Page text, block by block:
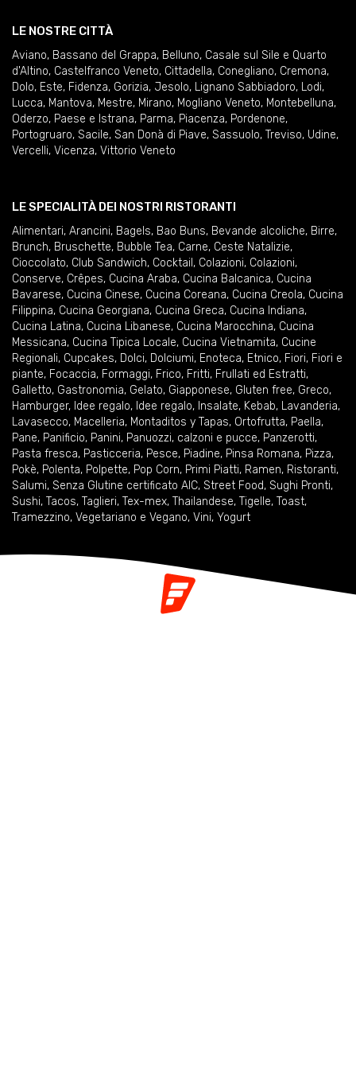
LE NOSTRE CITTÀ
Aviano, Bassano del Grappa, Belluno, Casale sul Sile e Quarto
d'Altino, Castelfranco Veneto, Cittadella, Conegliano, Cremona,
Dolo, Este, Fidenza, Gorizia, Jesolo, Lignano Sabbiadoro, Lodi,
Lucca, Mantova, Mestre, Mirano, Mogliano Veneto, Montebelluna,
Oderzo, Paese e Istrana, Parma, Piacenza, Pordenone,
Portogruaro, Sacile, San Donà di Piave, Sassuolo, Treviso, Udine,
Vercelli, Vicenza, Vittorio Veneto
LE SPECIALITÀ DEI NOSTRI RISTORANTI
Alimentari, Arancini, Bagels, Bao Buns, Bevande alcoliche, Birre,
Brunch, Bruschette, Bubble Tea, Carne, Ceste Natalizie,
Cioccolato, Club Sandwich, Cocktail , Colazioni, Colazioni,
Conserve, Crêpes, Cucina Araba, Cucina Balcanica, Cucina
Bavarese, Cucina Cinese, Cucina Coreana, Cucina Creola, Cucina
Filippina, Cucina Georgiana, Cucina Greca, Cucina Indiana,
Cucina Latina, Cucina Libanese, Cucina Marocchina, Cucina
Messicana, Cucina Tipica Locale, Cucina Vietnamita, Cucine
Regionali, Cupcakes, Dolci, Dolciumi, Enoteca, Etnico, Fiori, Fiori e
piante, Focaccia, Formaggi, Frico, Fritti, Frullati ed Estratti,
Galletto, Gastronomia, Gelato, Giapponese, Gluten free, Greco,
Hamburger, Idee regalo, Idee regalo, Insalate, Kebab, Lavanderia,
Lavasecco, Macelleria, Montaditos y Tapas, Ortofrutta, Paella,
Pane, Panificio, Panini, Panuozzi, calzoni e pucce, Panzerotti,
Pasta fresca, Pasticceria, Pesce, Piadine, Pinsa Romana, Pizza,
Pokè, Polenta, Polpette, Pop Corn, Primi Piatti, Ramen, Ristoranti,
Salumi, Senza Glutine certificato AIC, Street Food, Sughi Pronti,
Sushi, Tacos, Taglieri, Tex-mex, Thailandese, Tigelle, Toast,
Tramezzino, Vegetariano e Vegano, Vini, Yogurt